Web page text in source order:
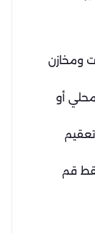
ومخازن
أو
قم